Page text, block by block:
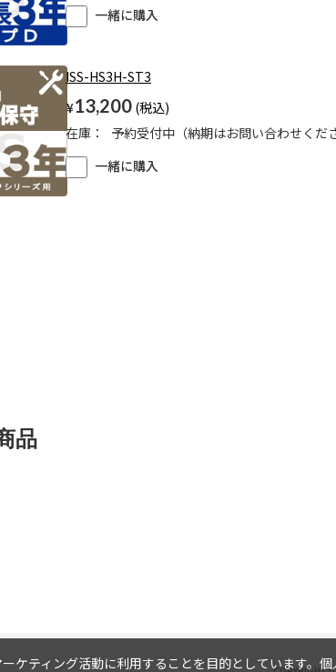
一緒に購入
ISS-HS3H-ST3
¥13,200
在庫：
予約受付中（納期はお問い合わせくださ
一緒に購入
品
ケティング活動に利用することを目的としています。個